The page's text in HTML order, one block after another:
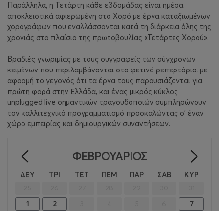
Παράλληλα, η Τετάρτη κάθε εβδομάδας είναι ημέρα
αποκλειστικά αφιερωμένη στο Χορό με έργα καταξιωμένων
χορογράφων που εναλλάσσονται κατά τη διάρκεια όλης της
χρονιάς στο πλαίσιο της πρωτοβουλίας «Τετάρτες Χορού».
Βραδιές γνωριμίας με τους συγγραφείς των σύγχρονων
κειμένων που περιλαμβάνονται στο φετινό ρεπερτόριο, με
αφορμή το γεγονός ότι τα έργα τους παρουσιάζονται για
πρώτη φορά στην Ελλάδα, και ένας μικρός κύκλος
unplugged live σημαντικών τραγουδοποιών συμπληρώνουν
τον καλλιτεχνικό προγραμματισμό προσκαλώντας σ’ έναν
χώρο εμπειρίας και δημιουργικών συναντήσεων.
ΦΕΒΡΟΥΆΡΙΟΣ
ΔΕΥ ΤΡΙ ΤΕΤ ΠΕΜ ΠΑΡ ΣΑΒ ΚΥΡ
1
2
7